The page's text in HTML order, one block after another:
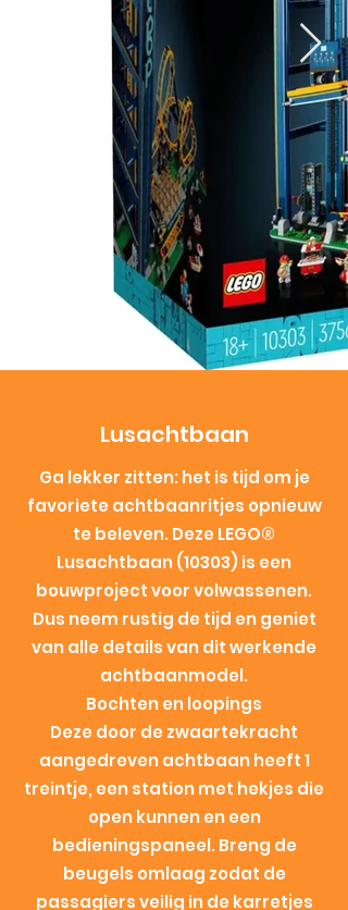
Lusachtbaan
Ga lekker zitten: het is tijd om je
favoriete achtbaanritjes opnieuw
te beleven. Deze LEGO®
Lusachtbaan (10303) is een
bouwproject voor volwassenen.
Dus neem rustig de tijd en geniet
van alle details van dit werkende
achtbaanmodel.
Bochten en loopings
Deze door de zwaartekracht
aangedreven achtbaan heeft 1
treintje, een station met hekjes die
open kunnen en een
bedieningspaneel. Breng de
beugels omlaag zodat de
passagiers veilig in de karretjes